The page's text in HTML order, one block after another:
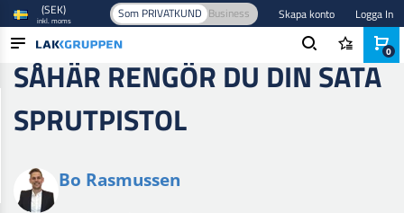
PRODUKTER
BRANSCHER
BLOGG
(SEK)
inkl. moms Som PRIVATKUND Business Skapa konto Logga In
SÅHÄR RENGÖR DU DIN SATA
SPRUTPISTOL
Bo Rasmussen
0